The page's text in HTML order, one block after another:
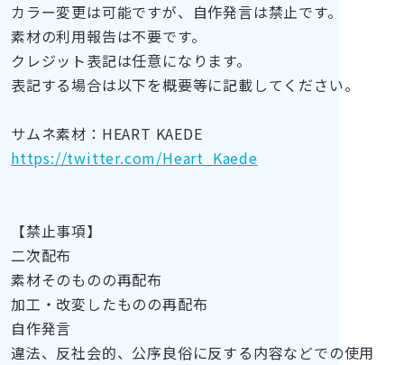
カラー変更は可能ですが、自作発言は禁止です。
素材の利用報告は不要です。
クレジット表記は任意になります。
表記する場合は以下を概要等に記載してください。
サムネ素材：HEART KAEDE
https://twitter.com/Heart_Kaede
【禁止事項】
二次配布
素材そのものの再配布
加工・改変したものの再配布
自作発言
違法、反社会的、公序良俗に反する内容などでの使用